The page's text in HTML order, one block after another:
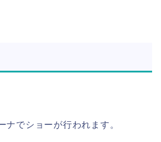
ナでショーが行われます。